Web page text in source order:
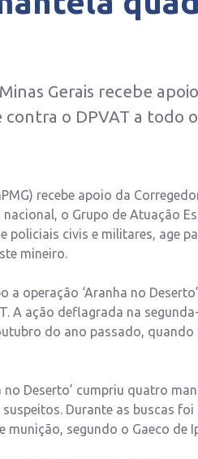
Gerais recebe
o DPVAT a todo
recebe apoio da
o Grupo de Atuação
civis e militares, age
mineiro.
a operação ‘Aranha no
A ação deflagrada na
do ano passado,
Deserto’ cumpriu quatro
Durante as buscas foi
segundo o Gaeco de